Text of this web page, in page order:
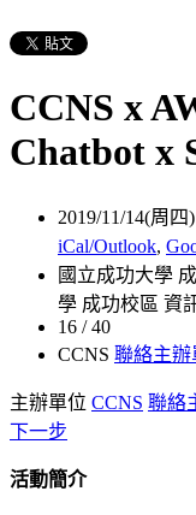
CCNS x
Chatbot x
2019/11/14(周四
iCal/Outlook,
國立成功大學
學 成功校區 資
16 / 40
CCNS 聯絡主辦
主辦單位 CCNS 聯絡
下一步
活動簡介